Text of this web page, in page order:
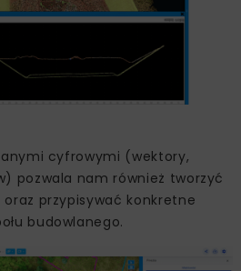
cyfrowymi (wektory,
pozwala nam również tworzyć
przypisywać konkretne
budowlanego.